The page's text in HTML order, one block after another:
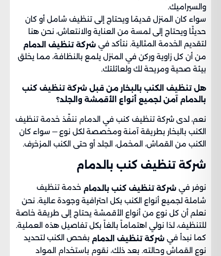
والسيراميك.
سواء كان المنزل قديمًا ويحتاج إلى تنظيف شامل أو كان
حديثًا ويحتاج إلى لمسة من العناية والانتعاش، نحن هنا
لتقديم الخدمة المثالية. نتأكد في شركة تنظيف الدمام
من أن كل زاوية وركن في المنزل يلمع بالنظافة، مما يخلق
بيئة صحية ومريحة لك ولعائلتك.
هل تنظيف الكنب بالبخار من قبل شركة تنظيف كنب
بالدمام آمن لجميع أنواع الأقمشة والجلد؟
نعم، لدى شركة تنظيف كنب في الدمام ننفّذ خدمة تنظيف
الكنب بالبخار بطريقة آمنة ومخصصة لكل نوع — سواء كان
الكنب من القماش، المخمل، الجلد أو حتى الكنب المزخرف.
شركة تنظيف كنب بالدمام
نوفر في شركة تنظيف كنب بالدمام خدمة تنظيف
شاملة لجميع أنواع الكنب بكل احترافية وجودة عالية. نحن
نعلم أن كل نوع من أنواع الأقمشة يحتاج إلى طريقة خاصة
للتنظيف، لذا نولي اهتماماً بالغاً بكل تفاصيل هذه العملية.
كما نبدأ في شركة تنظيف الدمام بفحص الكنب لتحديد
نوع القماش وحالته. بعد ذلك، نقوم باستخدام المواد